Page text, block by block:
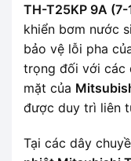
TH-T25KP 9A (7-
khiển bơm nước
bảo vệ lỗi pha
trọng đối với các
mặt của
được duy trì liên
Tại các dây